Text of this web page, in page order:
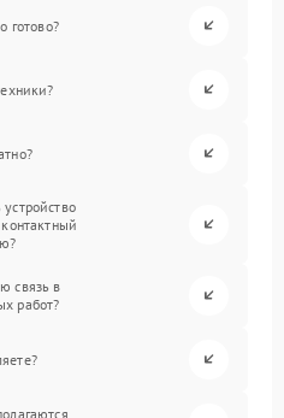
готово?
связь в
работ?